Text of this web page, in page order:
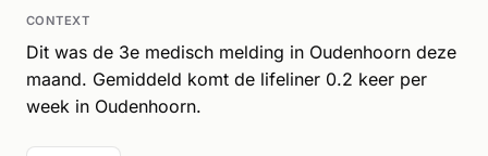
CONTEXT
Dit was de 3e medisch melding in Oudenhoorn deze
maand. Gemiddeld komt de lifeliner 0.2 keer per
week in Oudenhoorn.